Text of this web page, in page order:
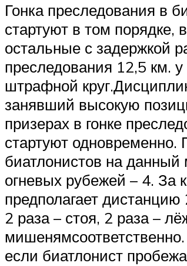
Гонка преследования в
стартуют в том порядке,
остальные с задержкой
преследования 12,5 км.
штрафной
занявший высокую
призерах в гонке
стартуют одновременно.
биатлонистов на
огневых рубежей – 4. За
предполагает
2 раза – стоя, 2 раза –
если биатлонист